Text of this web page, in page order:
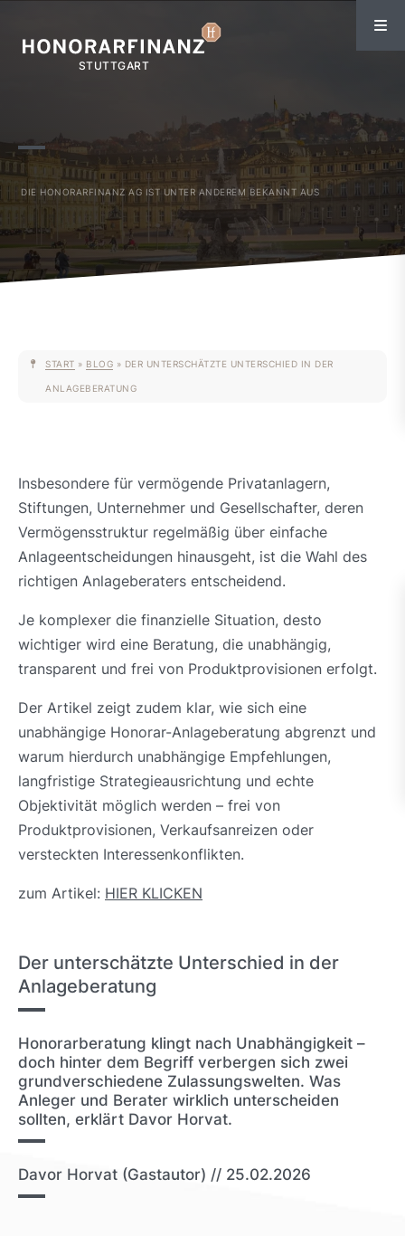
START » BLOG » DER UNTERSCHÄTZTE UNTERSCHIED IN DER
ANLAGEBERATUNG
Insbesondere für vermögende Privatanlagern,
Stiftungen, Unternehmer und Gesellschafter, deren
Vermögensstruktur regelmäßig über einfache
Anlageentscheidungen hinausgeht, ist die Wahl des
richtigen Anlageberaters entscheidend.
Je komplexer die finanzielle Situation, desto
wichtiger wird eine Beratung, die unabhängig,
transparent und frei von Produktprovisionen erfolgt.
Der Artikel zeigt zudem klar, wie sich eine
unabhängige Honorar-Anlageberatung abgrenzt und
warum hierdurch unabhängige Empfehlungen,
langfristige Strategieausrichtung und echte
Objektivität möglich werden – frei von
Produktprovisionen, Verkaufsanreizen oder
versteckten Interessenkonflikten.
zum Artikel: HIER KLICKEN
Der unterschätzte Unterschied in der
Anlageberatung
Honorarberatung klingt nach Unabhängigkeit –
doch hinter dem Begriff verbergen sich zwei
grundverschiedene Zulassungswelten. Was
Anleger und Berater wirklich unterscheiden
sollten, erklärt Davor Horvat.
Davor Horvat (Gastautor) // 25.02.2026